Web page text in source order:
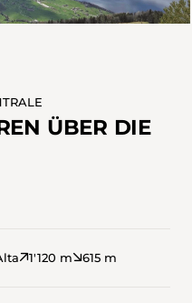
ÜBER DIE
1'120 m 615 m